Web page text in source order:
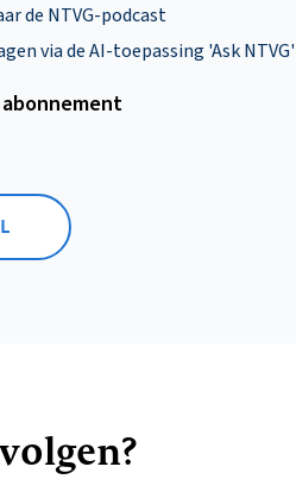
de NTVG-podcast
via de AI-toepassing 'Ask NTVG'